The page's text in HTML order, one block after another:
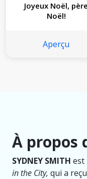
Joyeux Noël, père
Noël!
Aperçu
À propos
SYDNEY SMITH est
in the City, qui a